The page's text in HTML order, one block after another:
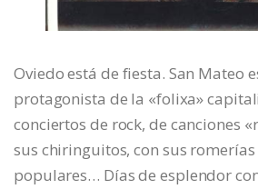
Oviedo está de fiesta. San Mateo
protagonista de la «folixa»
conciertos de rock, de canciones
sus chiringuitos, con sus
populares… Días de esplendor